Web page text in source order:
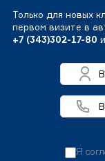
Только для новых
первом визите в
+7 (343)302-17-80
Я